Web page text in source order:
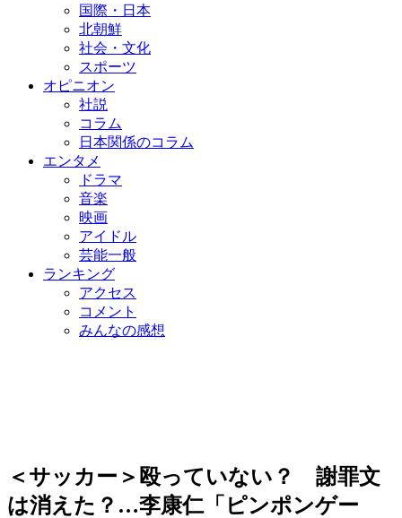
国際・日本
北朝鮮
社会・文化
スポーツ
オピニオン
社説
コラム
日本関係のコラム
エンタメ
ドラマ
音楽
映画
アイドル
芸能一般
ランキング
アクセス
コメント
みんなの感想
＜サッカー＞殴っていない？ 謝罪文
は消えた？…李康仁「ピンポンゲー